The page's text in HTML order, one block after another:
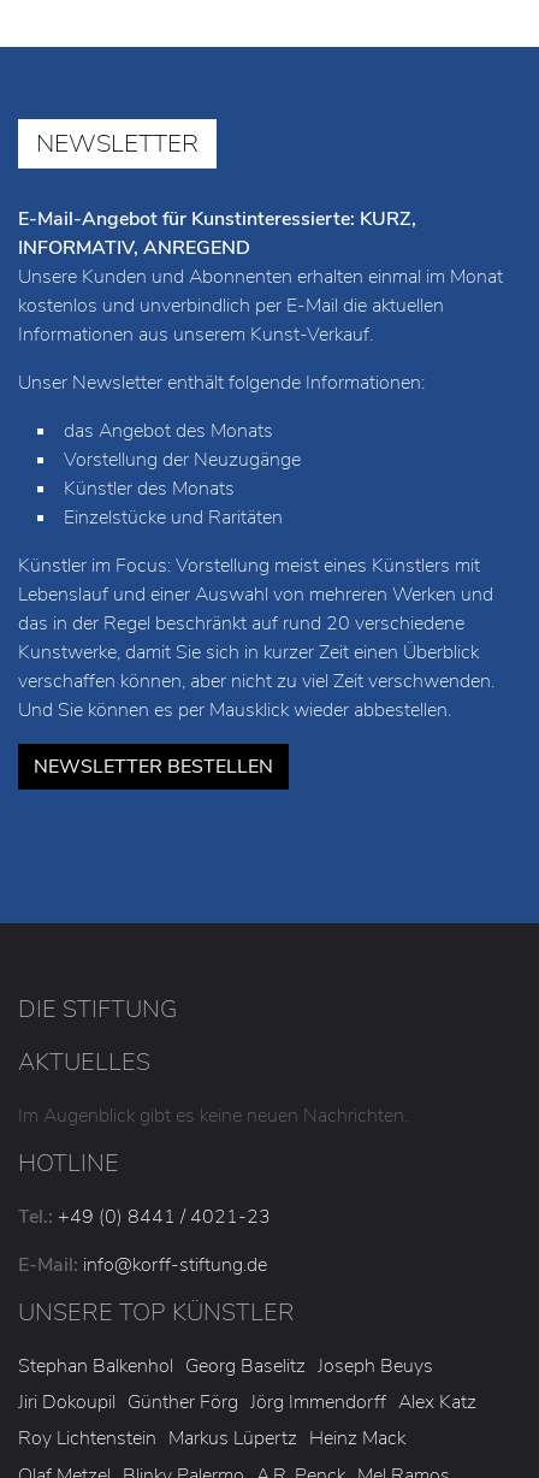
NEWSLETTER
E-Mail-Angebot für Kunstinteressierte: KURZ,
INFORMATIV, ANREGEND
Unsere Kunden und Abonnenten erhalten einmal im Monat
kostenlos und unverbindlich per E-Mail die aktuellen
Informationen aus unserem Kunst-Verkauf.
Unser Newsletter enthält folgende Informationen:
das Angebot des Monats
Vorstellung der Neuzugänge
Künstler des Monats
Einzelstücke und Raritäten
Künstler im Focus: Vorstellung meist eines Künstlers mit
Lebenslauf und einer Auswahl von mehreren Werken und
das in der Regel beschränkt auf rund 20 verschiedene
Kunstwerke, damit Sie sich in kurzer Zeit einen Überblick
verschaffen können, aber nicht zu viel Zeit verschwenden.
Und Sie können es per Mausklick wieder abbestellen.
NEWSLETTER BESTELLEN
DIE STIFTUNG
AKTUELLES
Im Augenblick gibt es keine neuen Nachrichten.
HOTLINE
Tel.: +49 (0) 8441 / 4021-23
E-Mail: info@korff-stiftung.de
UNSERE TOP KÜNSTLER
Stephan Balkenhol Georg Baselitz Joseph Beuys
Jiri Dokoupil Günther Förg Jörg Immendorff Alex Katz
Roy Lichtenstein Markus Lüpertz Heinz Mack